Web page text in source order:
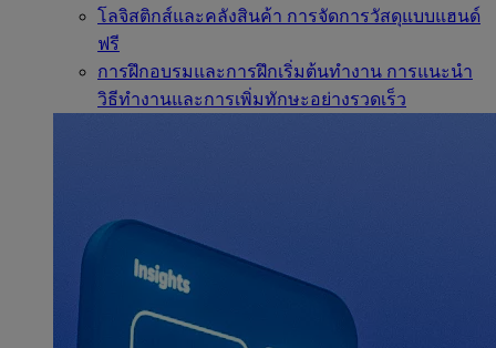
โลจิสติกส์และคลังสินค้า การจัดการวัสดุแบบแฮนด์
ฟรี
การฝึกอบรมและการฝึกเริ่มต้นทำงาน การแนะนำ
วิธีทำงานและการเพิ่มทักษะอย่างรวดเร็ว